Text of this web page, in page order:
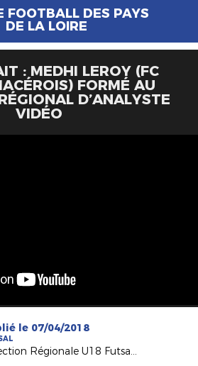
FOOTBALL DES PAYS
DE LA LOIRE
: MEDHI LEROY (FC
FORMÉ AU
D’ANALYSTE
VIDÉO
le 07/04/2018
Sélection Régionale U18 Futsal : InterLigue en vue !